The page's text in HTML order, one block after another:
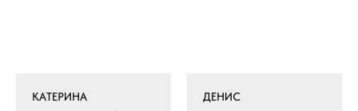
КАТЕРИНА ДЕНИС